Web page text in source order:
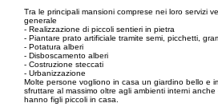
Tra le principali mansioni comprese nei loro servizi
generale
- Realizzazione di piccoli sentieri in pietra
- Piantare prato artificiale tramite semi, picchetti,
- Potatura alberi
- Disboscamento alberi
- Costruzione steccati
- Urbanizzazione
Molte persone vogliono in casa un giardino bello e
sfruttare al massimo oltre agli ambienti interni
hanno figli piccoli in casa.